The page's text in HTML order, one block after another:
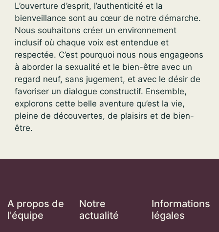
L’ouverture d’esprit, l’authenticité et la
bienveillance sont au cœur de notre démarche.
Nous souhaitons créer un environnement
inclusif où chaque voix est entendue et
respectée. C’est pourquoi nous nous engageons
à aborder la sexualité et le bien-être avec un
regard neuf, sans jugement, et avec le désir de
favoriser un dialogue constructif. Ensemble,
explorons cette belle aventure qu’est la vie,
pleine de découvertes, de plaisirs et de bien-
être.
A propos de
l'équipe
Notre
actualité
Informations
légales